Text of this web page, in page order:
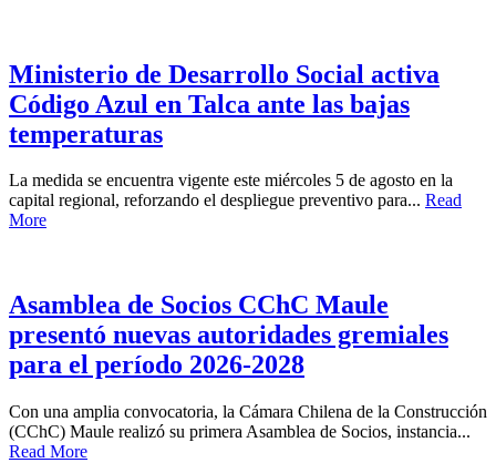
Ministerio de Desarrollo Social activa
Código Azul en Talca ante las bajas
temperaturas
La medida se encuentra vigente este miércoles 5 de agosto en la
capital regional, reforzando el despliegue preventivo para... Read
More
Asamblea de Socios CChC Maule
presentó nuevas autoridades gremiales
para el período 2026-2028
Con una amplia convocatoria, la Cámara Chilena de la Construcción
(CChC) Maule realizó su primera Asamblea de Socios, instancia...
Read More